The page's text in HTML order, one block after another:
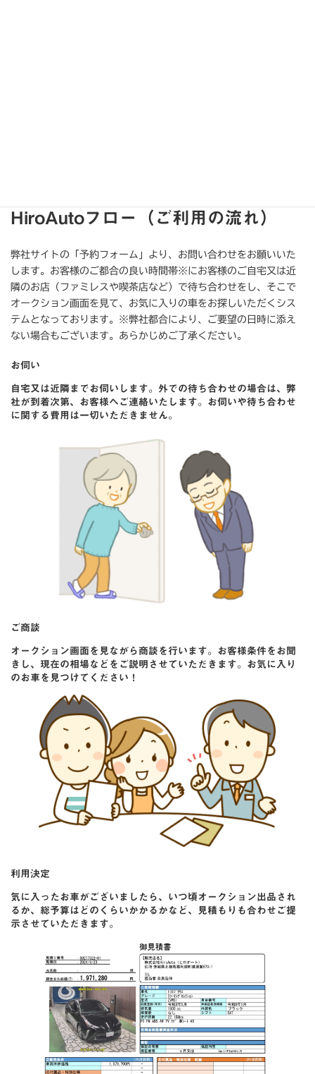
HiroAutoフロー（ご利用の流れ）
弊社サイトの「予約フォーム」より、お問い合わせをお願いいた
します。お客様のご都合の良い時間帯※にお客様のご自宅又は近
隣のお店（ファミレスや喫茶店など）で待ち合わせをし、そこで
オークション画面を見て、お気に入りの車をお探しいただくシス
テムとなっております。※弊社都合により、ご要望の日時に添え
ない場合もございます。あらかじめご了承ください。
お伺い
自宅又は近隣までお伺いします。外での待ち合わせの場合は、弊
社が到着次第、お客様へご連絡いたします。お伺いや待ち合わせ
に関する費用は一切いただきません。
ご商談
オークション画面を見ながら商談を行います。お客様条件をお聞
きし、現在の相場などをご説明させていただきます。お気に入り
のお車を見つけてください！
利用決定
気に入ったお車がございましたら、いつ頃オークション出品され
るか、総予算はどのくらいかかるかなど、見積もりも合わせご提
示させていただきます。